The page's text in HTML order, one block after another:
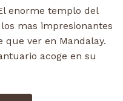
enorme templo del
mas impresionantes
ver en Mandalay.
acoge en su